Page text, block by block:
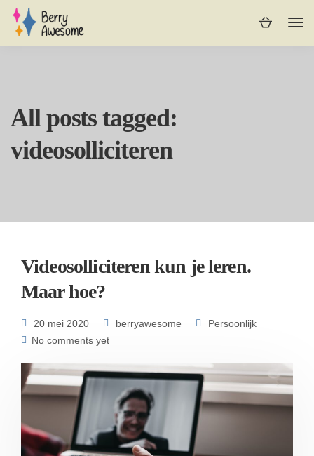
All posts tagged:
videosolliciteren
Videosolliciteren kun je leren.
Maar hoe?
20 mei 2020 berryawesome
Persoonlijk
No comments yet